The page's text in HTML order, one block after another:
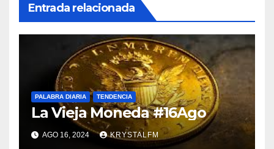
Entrada relacionada
PALABRA DIARIA TENDENCIA
La Vieja Moneda #16Ago
AGO 16, 2024 KRYSTALFM